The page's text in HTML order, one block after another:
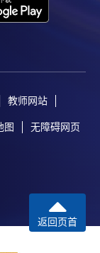
教师网站
图 无障碍网页
返回页首